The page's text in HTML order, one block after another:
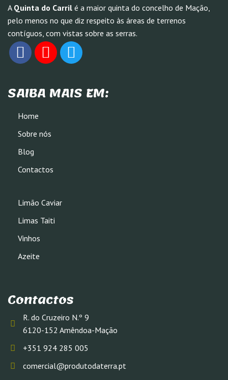
A Quinta do Carril é a maior quinta do concelho de Mação,
pelo menos no que diz respeito às áreas de terrenos
contíguos, com vistas sobre as serras.
SAIBA MAIS EM:
Home
Sobre nós
Blog
Contactos
Limão Caviar
Limas Taiti
Vinhos
Azeite
Contactos
R. do Cruzeiro N.º 9
6120-152 Amêndoa-Mação
+351 924 285 005
comercial@produtodaterra.pt